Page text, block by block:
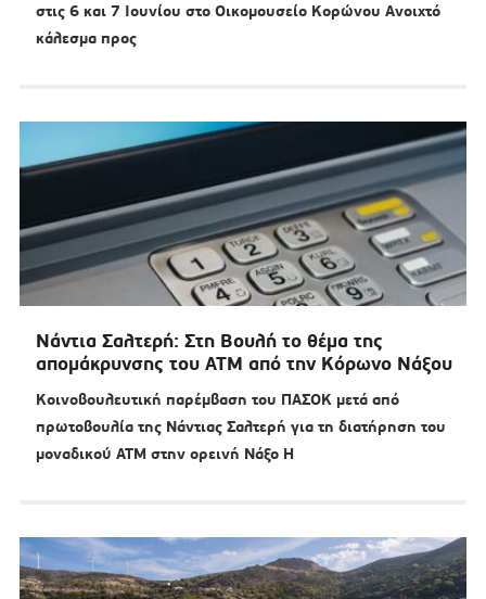
στις 6 και 7 Ιουνίου στο Οικομουσείο Κορώνου Ανοιχτό
κάλεσμα προς
Νάντια Σαλτερή: Στη Βουλή το θέμα της
απομάκρυνσης του ΑΤΜ από την Κόρωνο Νάξου
Κοινοβουλευτική παρέμβαση του ΠΑΣΟΚ μετά από
πρωτοβουλία της Νάντιας Σαλτερή για τη διατήρηση του
μοναδικού ΑΤΜ στην ορεινή Νάξο Η